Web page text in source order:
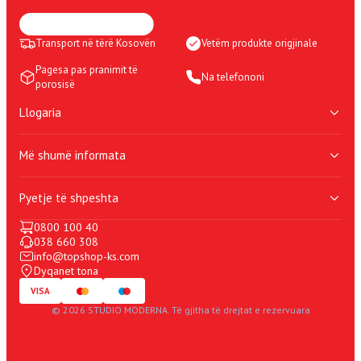
Transport në tërë Kosovën
Vetëm produkte origjinale
Pagesa pas pranimit të
porosisë
Na telefononi
Llogaria
Lista e deshirave
Porosite e mia
Llogaria ime
Më shumë informata
Rregullat dhe kushtet e përdorimit
100% blerje e sigurtë
Mirëmbajtje shtesë
Periudhë prove shtesë
Pyetje të shpeshta
Dyqanet
Kontakti
Pyetje të përgjithshme
Si të bëj porosinë?
Si ti përdorim kuponat?
0800 100 40
038 660 308
info@topshop-ks.com
Dyqanet tona
VISA
© 2026 STUDIO MODERNA. Të gjitha të drejtat e rezervuara